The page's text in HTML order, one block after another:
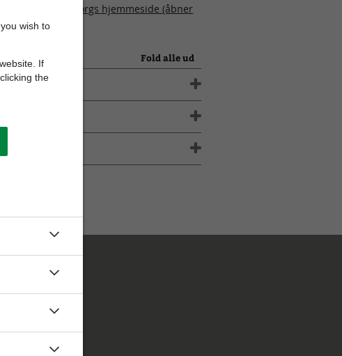
Skanderborgs hjemmeside (åbner
Fold alle ud
wish to
If
the